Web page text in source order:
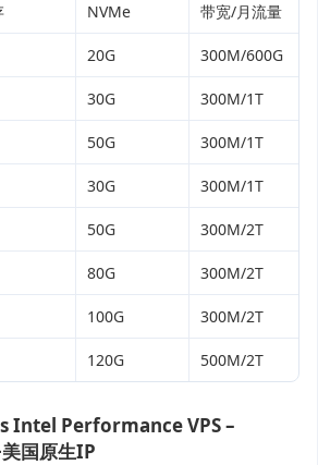
NVMe 带宽/月流量
20G 300M/600G
30G 300M/1T
50G 300M/1T
30G 300M/1T
50G 300M/2T
80G 300M/2T
100G 300M/2T
120G 500M/2T
Intel Performance VPS –
国原生IP